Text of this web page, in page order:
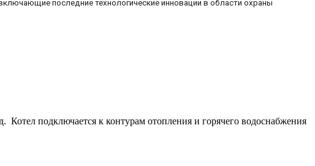
последние технологические инновации в области охраны
подключается к контурам отопления и горячего водоснабжения